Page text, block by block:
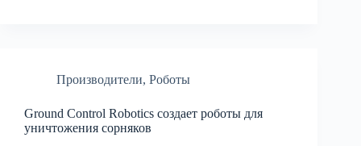
Производители, Роботы
Ground Control Robotics создает роботы для
уничтожения сорняков